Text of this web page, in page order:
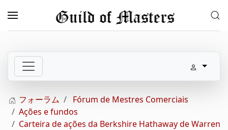
メインコンテンツへスキップ
フォーラム
Fórum de Mestres Comerciais
Ações e fundos
Carteira de ações da Berkshire Hathaway de Warren